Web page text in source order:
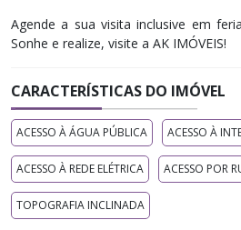
Agende a sua visita inclusive em
Sonhe e realize, visite a AK IMÓVEIS!
CARACTERÍSTICAS DO IMÓVEL
ACESSO À ÁGUA PÚBLICA ACESSO À
ACESSO À REDE ELÉTRICA ACESSO POR
TOPOGRAFIA INCLINADA